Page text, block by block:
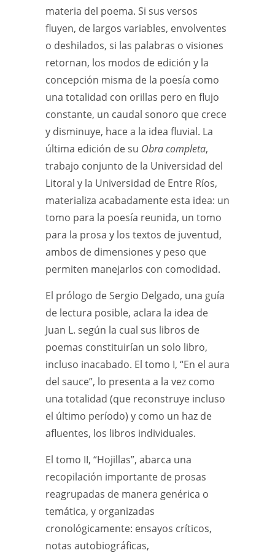
materia del poema. Si sus versos
fluyen, de largos variables, envolventes
o deshilados, si las palabras o visiones
retornan, los modos de edición y la
concepción misma de la poesía como
una totalidad con orillas pero en flujo
constante, un caudal sonoro que crece
y disminuye, hace a la idea fluvial. La
última edición de su Obra completa,
trabajo conjunto de la Universidad del
Litoral y la Universidad de Entre Ríos,
materializa acabadamente esta idea: un
tomo para la poesía reunida, un tomo
para la prosa y los textos de juventud,
ambos de dimensiones y peso que
permiten manejarlos con comodidad.
El prólogo de Sergio Delgado, una guía
de lectura posible, aclara la idea de
Juan L. según la cual sus libros de
poemas constituirían un solo libro,
incluso inacabado. El tomo I, “En el aura
del sauce”, lo presenta a la vez como
una totalidad (que reconstruye incluso
el último período) y como un haz de
afluentes, los libros individuales.
El tomo II, “Hojillas”, abarca una
recopilación importante de prosas
reagrupadas de manera genérica o
temática, y organizadas
cronológicamente: ensayos críticos,
notas autobiográficas,